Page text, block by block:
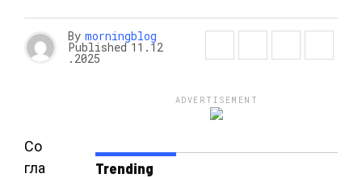
By morningblog
Published 11.12
.2025
Со
гла
ADVERTISEMENT
Trending